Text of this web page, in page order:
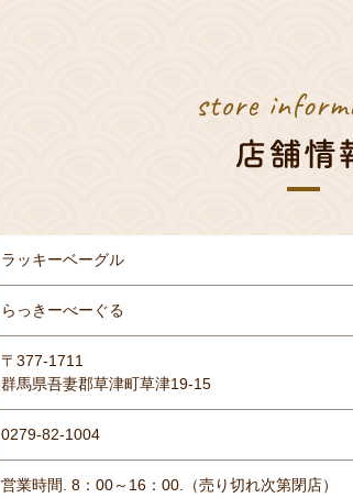
ラッキーベーグル
らっきーべーぐる
〒377-1711
群馬県吾妻郡草津町草津19-15
0279-82-1004
営業時間. 8：00～16：00.（売り切れ次第閉店）